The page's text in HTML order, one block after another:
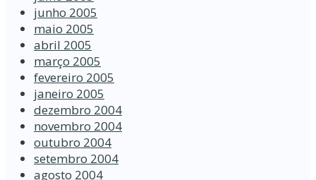
junho 2005
maio 2005
abril 2005
março 2005
fevereiro 2005
janeiro 2005
dezembro 2004
novembro 2004
outubro 2004
setembro 2004
agosto 2004